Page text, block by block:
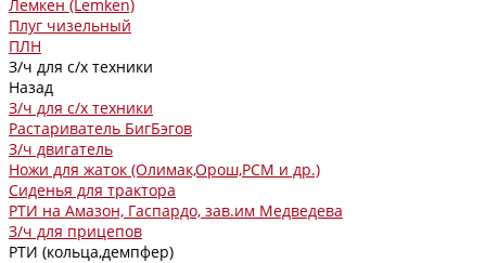
Лемкен (Lemken)
Плуг чизельный
ПЛН
З/ч для с/х техники
Назад
З/ч для с/х техники
Растариватель БигБэгов
З/ч двигатель
Ножи для жаток (Олимак,Орош,РСМ и др.)
Сиденья для трактора
РТИ на Амазон, Гаспардо, зав.им Медведева
З/ч для прицепов
РТИ (кольца,демпфер)